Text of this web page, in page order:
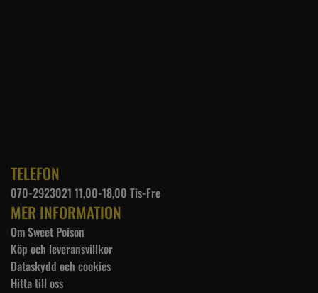
TELEFON
070-2923021 11,00-18,00 Tis-Fre
MER INFORMATION
Om Sweet Poison
Köp och leveransvillkor
Dataskydd och cookies
Hitta till oss